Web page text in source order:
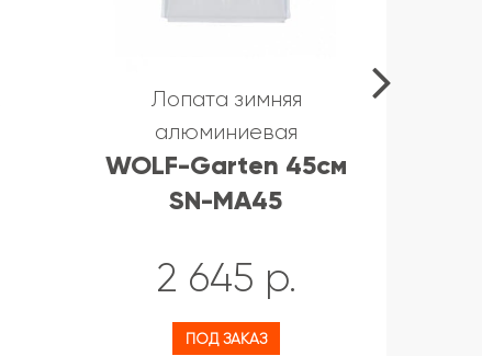
Лопата зимняя
алюминиевая
WOLF-Garten 45см
SN-MA45
2 645 р.
ПОД ЗАКАЗ